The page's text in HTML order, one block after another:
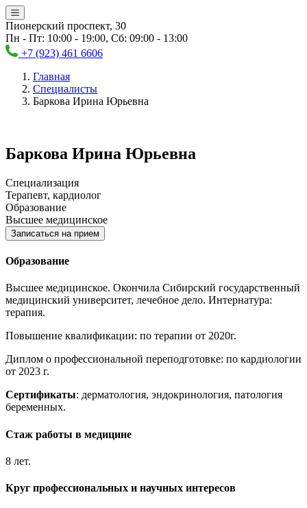
Пионерский проспект, 30
Пн - Пт: 10:00 - 19:00, Сб: 09:00 - 13:00
+7 (923) 461 6606
Главная
Специалисты
Баркова Ирина Юрьевна
Баркова Ирина Юрьевна
Специализация
Терапевт, кардиолог
Образование
Высшее медицинское
Записаться на прием
Образование
Высшее медицинское. Окончила Сибирский государственный
медицинский университет, лечебное дело. Интернатура:
терапия.
Повышение квалификации: по терапии от 2020г.
Диплом о профессиональной переподготовке: по кардиологии
от 2023 г.
Сертификаты: дерматология, эндокринология, патология
беременных.
Стаж работы в медицине
8 лет.
Круг профессиональных и научных интересов